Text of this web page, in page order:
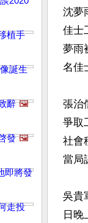
植手
誕生
辭 🖼️
發 🖼️
即將發
走投
沈夢
佳士
夢雨
名佳
張治
爭取
社會
當局
吳貴
日